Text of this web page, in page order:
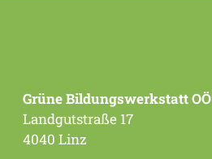
Grüne Bildungswerkstatt OÖ
Landgutstraße 17
4040 Linz